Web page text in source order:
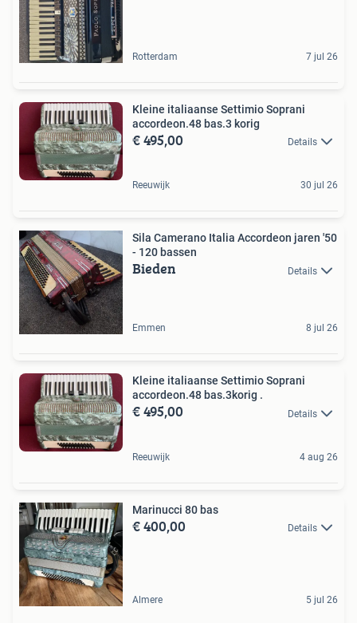
Rotterdam 7 jul 26
Kleine italiaanse Settimio Soprani
accordeon.48 bas.3 korig
€ 495,00 Details
Reeuwijk 30 jul 26
Sila Camerano Italia Accordeon jaren '50
- 120 bassen
Bieden Details
Emmen 8 jul 26
Kleine italiaanse Settimio Soprani
accordeon.48 bas.3korig .
€ 495,00 Details
Reeuwijk 4 aug 26
Marinucci 80 bas
€ 400,00 Details
Almere 5 jul 26